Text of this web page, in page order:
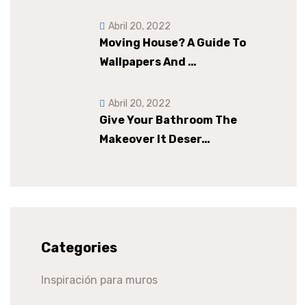
Moving House? A Guide To
Wallpapers And …
Abril 20, 2022
Give Your Bathroom The
Makeover It Deser…
Abril 20, 2022
Categories
Inspiración para muros